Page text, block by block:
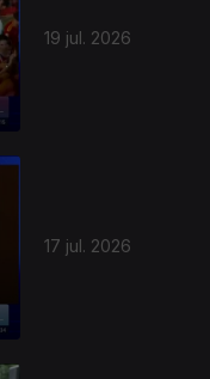
19 jul. 2026
17 jul. 2026